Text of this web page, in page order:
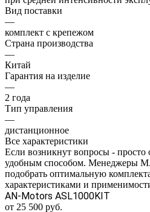
Вид поставки
—
комплект с крепежом
Страна производства
—
Китай
Гарантия на изделие
—
2 года
Тип управления
—
дистанционное
Все характеристики
Если возникнут вопросы - просто
удобным способом. Менеджеры
подобрать оптимальную
характеристиками и
AN-Motors ASL1000KIT
от 25 500 руб.